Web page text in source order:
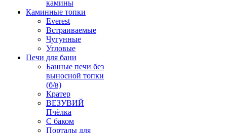
камины
Каминные топки
Everest
Встраиваемые
Чугунные
Угловые
Печи для бани
Банные печи без
выносной топки
(б/в)
Кратер
ВЕЗУВИЙ
Пчёлка
С баком
Порталы для